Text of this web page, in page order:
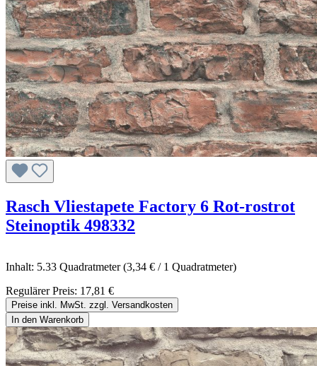
Rasch Vliestapete Factory 6 Rot-rostrot
Steinoptik 498332
Inhalt: 5.33 Quadratmeter(3,34 € / 1 Quadratmeter)
Regulärer Preis: 17,81 €
Preise inkl. MwSt. zzgl. Versandkosten
In den Warenkorb